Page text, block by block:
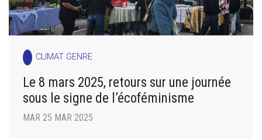
CLIMAT GENRE
Le 8 mars 2025, retours sur une journée
sous le signe de l’écoféminisme
MAR 25 MAR 2025